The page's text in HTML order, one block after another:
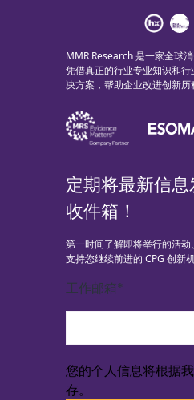
MMR Research 是一家全球
凭借真正的行业专业知识和
决方案，帮助企业改进创新
定期将最新信
收件箱！
第一时间了解即将举行的活
支持您继续前进的 CPG 创新
工作邮箱*
您的个人信息将根据
存。